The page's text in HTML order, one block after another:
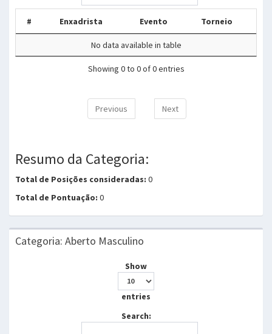
# Enxadrista Evento Torneio
No data available in table
Showing 0 to 0 of 0 entries
Previous Next
Resumo da Categoria:
Total de Posições consideradas: 0
Total de Pontuação: 0
Categoria: Aberto Masculino
Show
entries
Search: